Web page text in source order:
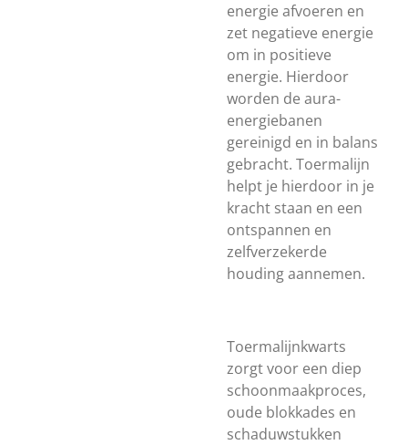
energie afvoeren en
zet negatieve energie
om in positieve
energie. Hierdoor
worden de aura-
energiebanen
gereinigd en in balans
gebracht. Toermalijn
helpt je hierdoor in je
kracht staan en een
ontspannen en
zelfverzekerde
houding aannemen.
Toermalijnkwarts
zorgt voor een diep
schoonmaakproces,
oude blokkades en
schaduwstukken